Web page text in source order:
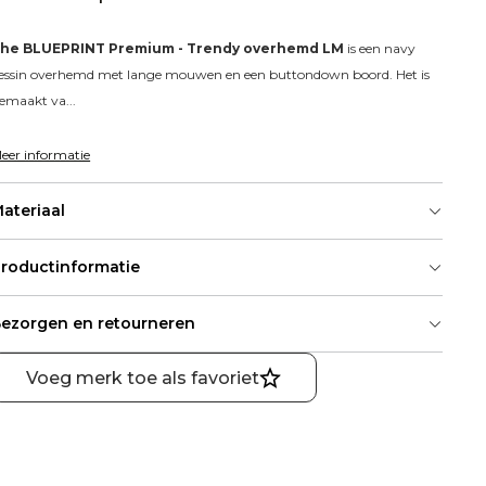
BLUEPRINT Premium - Trendy overhemd LM is een navy
overhemd met lange mouwen en een buttondown boord. Het is
va...
informatie
en retourneren
Voeg merk toe als favoriet